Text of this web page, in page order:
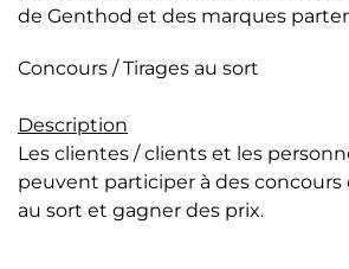
de Genthod et des marques
Concours / Tirages au sort
Description
Les clientes / clients et les
peuvent participer à des concours
au sort et gagner des prix.